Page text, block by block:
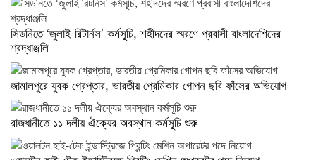
সিডনিতে ‘জুলাই রিটার্নস’ কর্মসূচি, শহীদদের স্মরণে প্রবাসী বাংলাদেশিদের
শ্রদ্ধাঞ্জলি
জামালপুরে যুবক গ্রেপ্তার, ভারতীয় প্রেমিকার গোপন ছবি ফাঁসের অভিযোগ
রাজধানীতে ১১ দলীয় ঐক্যের অবস্থান কর্মসূচি শুরু